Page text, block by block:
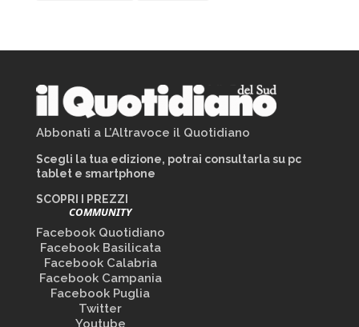
Abbonati a L’Altravoce il Quotidiano
Scegli la tua edizione, potrai consultarla su pc
tablet e smartphone
SCOPRI I PREZZI
COMMUNITY
Facebook Quotidiano
Facebook Basilicata
Facebook Calabria
Facebook Campania
Facebook Puglia
Twitter
Youtube